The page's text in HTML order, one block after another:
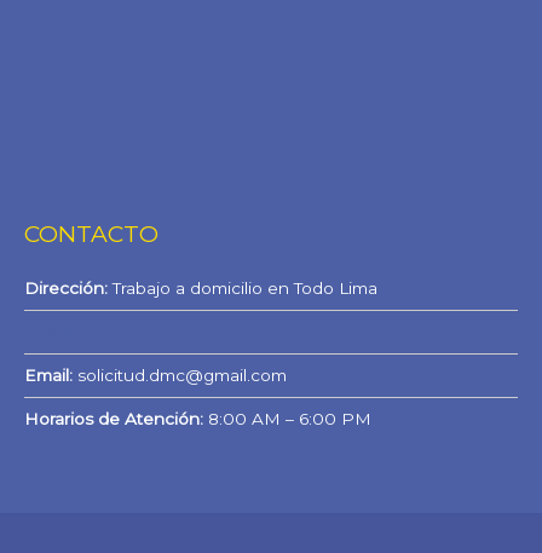
CONTACTO
Dirección:Trabajo a domicilio en Todo Lima
Email: solicitud.dmc@gmail.com
Horarios de Atención: 8:00 AM – 6:00 PM